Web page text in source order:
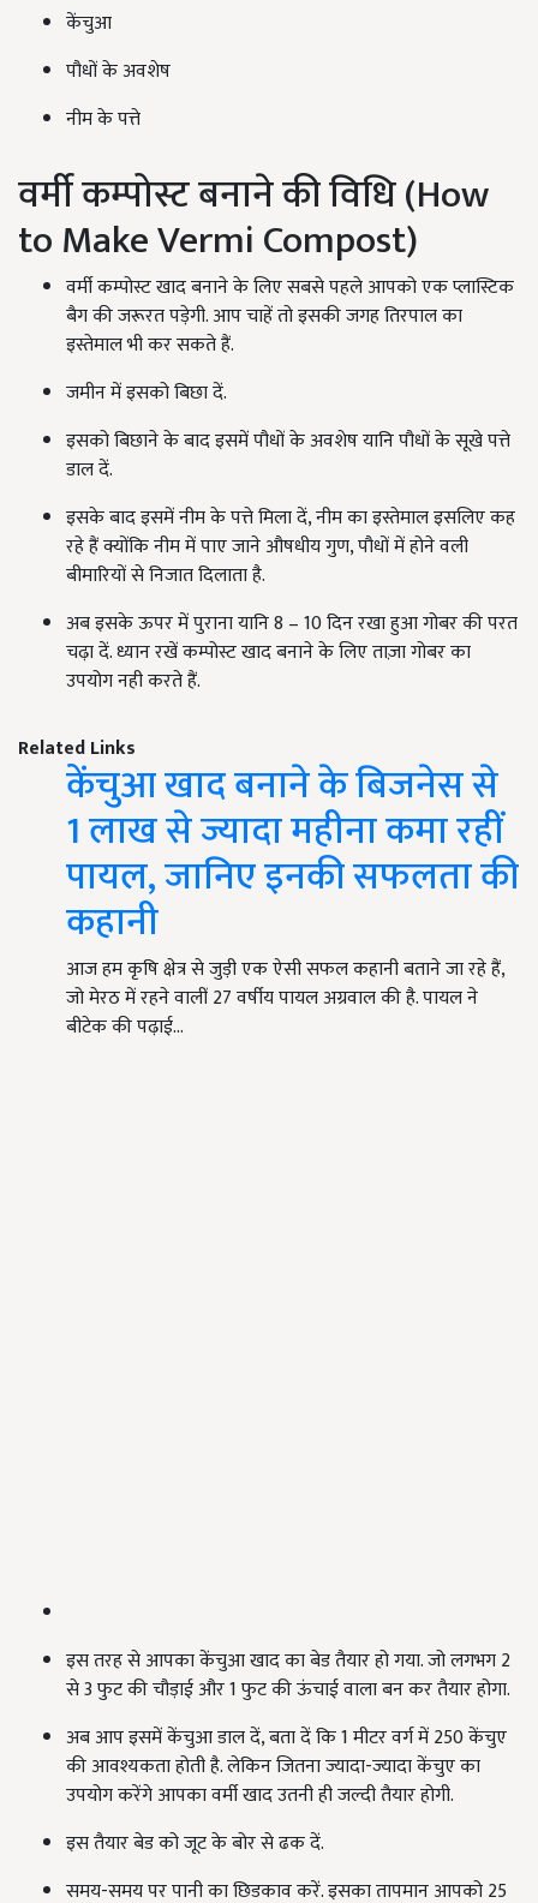
केंचुआ
पौधों के अवशेष
नीम के पत्ते
वर्मी कम्पोस्ट बनाने की विधि (How
to Make Vermi Compost)
वर्मी कम्पोस्ट खाद बनाने के लिए सबसे पहले आपको एक प्लास्टिक
बैग की जरूरत पड़ेगी. आप चाहें तो इसकी जगह तिरपाल का
इस्तेमाल भी कर सकते हैं.
जमीन में इसको बिछा दें.
इसको बिछाने के बाद इसमें पौधों के अवशेष यानि पौधों के सूखे पत्ते
डाल दें.
इसके बाद इसमें नीम के पत्ते मिला दें, नीम का इस्तेमाल इसलिए कह
रहे हैं क्योंकि नीम में पाए जाने औषधीय गुण, पौधों में होने वली
बीमारियों से निजात दिलाता है.
अब इसके ऊपर में पुराना यानि 8 – 10 दिन रखा हुआ गोबर की परत
चढ़ा दें. ध्यान रखें कम्पोस्ट खाद बनाने के लिए ताज़ा गोबर का
उपयोग नही करते हैं.
Related Links
केंचुआ खाद बनाने के बिजनेस से
1 लाख से ज्यादा महीना कमा रहीं
पायल, जानिए इनकी सफलता की
कहानी
आज हम कृषि क्षेत्र से जुड़ी एक ऐसी सफल कहानी बताने जा रहे हैं,
जो मेरठ में रहने वालीं 27 वर्षीय पायल अग्रवाल की है. पायल ने
बीटेक की पढ़ाई…
इस तरह से आपका केंचुआ खाद का बेड तैयार हो गया. जो लगभग 2
से 3 फुट की चौड़ाई और 1 फुट की ऊंचाई वाला बन कर तैयार होगा.
अब आप इसमें केंचुआ डाल दें, बता दें कि 1 मीटर वर्ग में 250 केंचुए
की आवश्यकता होती है. लेकिन जितना ज्यादा-ज्यादा केंचुए का
उपयोग करेंगे आपका वर्मी खाद उतनी ही जल्दी तैयार होगी.
इस तैयार बेड को जूट के बोर से ढक दें.
समय-समय पर पानी का छिडकाव करें. इसका तापमान आपको 25